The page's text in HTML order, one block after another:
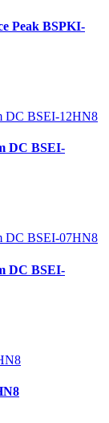
Peak BSPKI-
DC BSEI-
DC BSEI-